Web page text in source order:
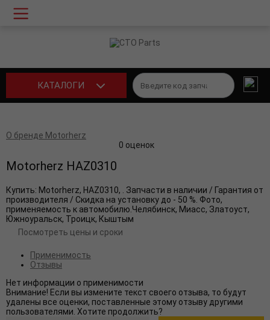
КАТАЛОГИ
О бренде Motorherz
0 оценок
Motorherz HAZ0310
Купить: Motorherz, HAZ0310, . Запчасти в наличии / Гарантия от
производителя / Скидка на установку до - 50 %. Фото,
применяемость к автомобилю.Челябинск, Миасс, Златоуст,
Южноуральск, Троицк, Кыштым
Посмотреть цены и сроки
Применимость
Отзывы
Нет информации о применимости
Внимание! Если вы измените текст своего отзыва, то будут
удалены все оценки, поставленные этому отзыву другими
пользователями. Хотите продолжить?